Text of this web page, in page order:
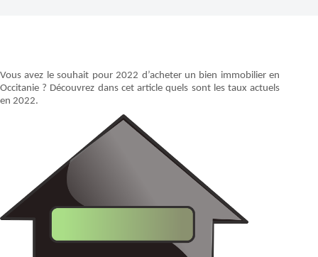
Vous avez le souhait pour 2022 d’acheter un bien immobilier en
Occitanie ? Découvrez dans cet article quels sont les taux actuels
en 2022.